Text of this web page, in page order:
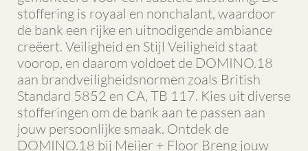
stoffering is royaal en nonchalant, waardoor
de bank een rijke en uitnodigende ambiance
creëert. Veiligheid en Stijl Veiligheid staat
voorop, en daarom voldoet de DOMINO.18
aan brandveiligheidsnormen zoals British
Standard 5852 en CA, TB 117. Kies uit diverse
stofferingen om de bank aan te passen aan
jouw persoonlijke smaak. Ontdek de
DOMINO.18 bij Meijer + Floor Breng jouw